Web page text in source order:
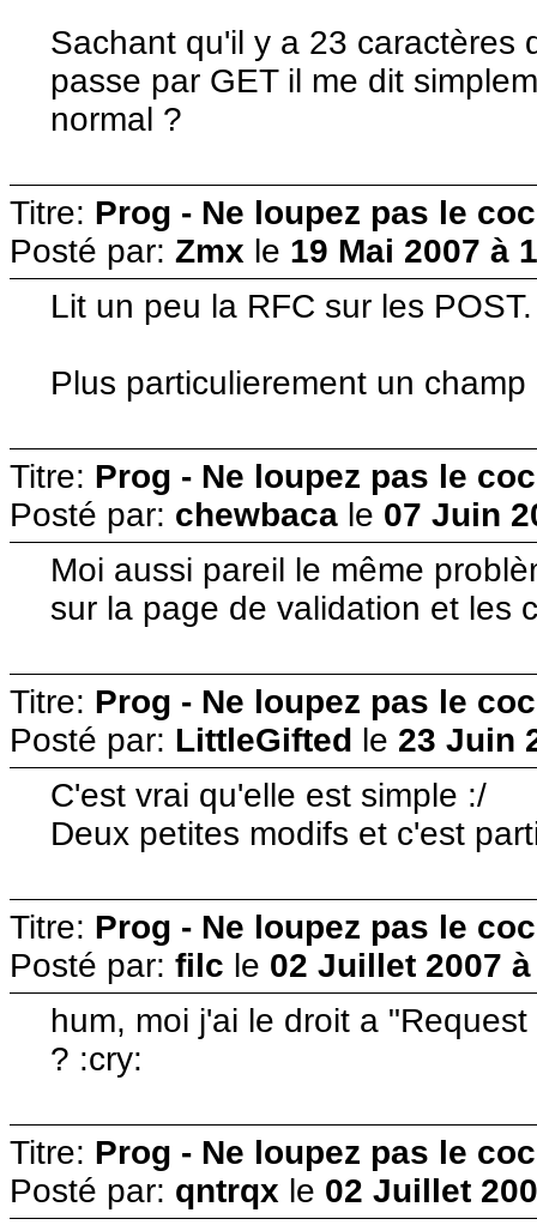
Sachant qu'il y a 23 caractères
passe par GET il me dit
normal ?
Titre: Prog - Ne loupez pas le
Posté par: Zmx le 19 Mai 2007 à
Lit un peu la RFC sur les POST.
Plus particulierement un
Titre: Prog - Ne loupez pas le
Posté par: chewbaca le 07 Juin
Moi aussi pareil le même
sur la page de validation et
Titre: Prog - Ne loupez pas le
Posté par: LittleGifted le 23 Juin
C'est vrai qu'elle est simple :/
Deux petites modifs et c'est
Titre: Prog - Ne loupez pas le
Posté par: filc le 02 Juillet 2007
hum, moi j'ai le droit a
? :cry:
Titre: Prog - Ne loupez pas le
Posté par: qntrqx le 02 Juillet